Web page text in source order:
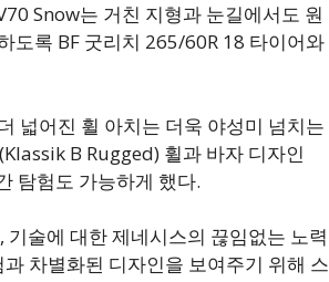
Snow는 거친 지형과 눈길에서도 원
도록 BF 굿리치 265/60R 18 타이어와
넓어진 휠 아치는 더욱 야성미 넘치는
B Rugged) 휠과 바자 디자인
탐험도 가능하게 했다.
기술에 대한 제네시스의 끊임없는 노력
차별화된 디자인을 보여주기 위해 스